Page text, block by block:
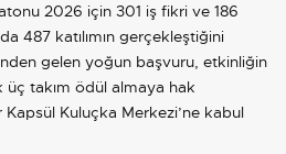
2026 için 301 iş fikri ve 186
487 katılımın gerçekleştiğini
gelen yoğun başvuru, etkinliğin
takım ödül almaya hak
Kapsül Kuluçka Merkezi’ne kabul